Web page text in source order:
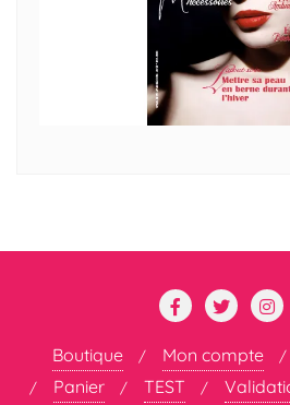
Boutique Mon compte
Panier
TEST